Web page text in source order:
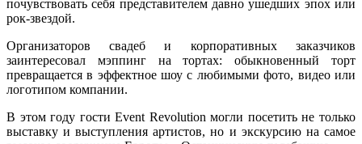
почувствовать себя представителем давно ушедших эпох или
рок-звездой.
Организаторов свадеб и корпоративных заказчиков
заинтересовал мэппинг на тортах: обыкновенный торт
превращается в эффектное шоу с любимыми фото, видео или
логотипом компании.
В этом году гости Event Revolution могли посетить не только
выставку и выступления артистов, но и экскурсию на самое